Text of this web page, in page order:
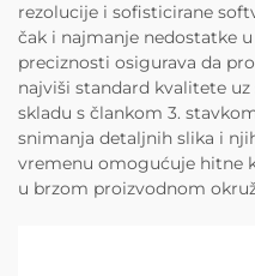
rezolucije i sofisticirane
čak i najmanje nedostatke
preciznosti osigurava da
najviši standard kvalitete
skladu s člankom 3.
snimanja detaljnih slika i
vremenu omogućuje hitne
u brzom proizvodnom